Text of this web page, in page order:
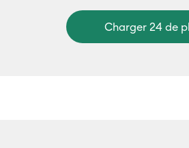
Charger 24 de